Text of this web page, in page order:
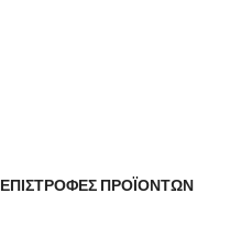
ΕΠΙΣΤΡΟΦΕΣ ΠΡΟΪΟΝΤΩΝ